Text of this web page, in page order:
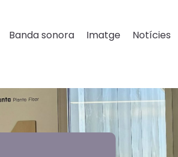
Banda sonora Imatge Notícies